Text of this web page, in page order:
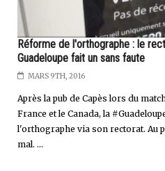
Réforme de l'orthographe : le
Guadeloupe fait un sans faute
MARS 9TH, 2016
Après la pub de Capès lors du
France et le Canada, la
l'orthographe via son rectorat. Au
mal. ...